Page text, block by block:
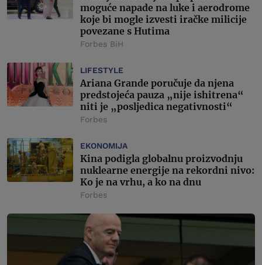
moguće napade na luke i aerodrome
koje bi mogle izvesti iračke milicije
povezane s Hutima
Forbes BiH
LIFESTYLE
Ariana Grande poručuje da njena
predstojeća pauza „nije ishitrena“
niti je „posljedica negativnosti“
Forbes
EKONOMIJA
Kina podigla globalnu proizvodnju
nuklearne energije na rekordni nivo:
Ko je na vrhu, a ko na dnu
Forbes